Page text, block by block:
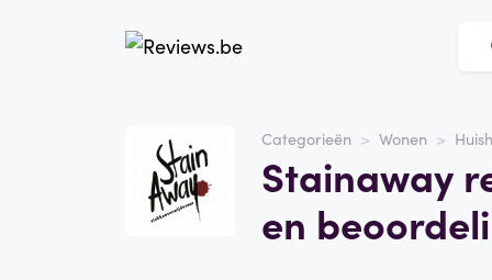
Categorieën Wonen
Stainaway
en
Stainaway
Categorie
Wonen